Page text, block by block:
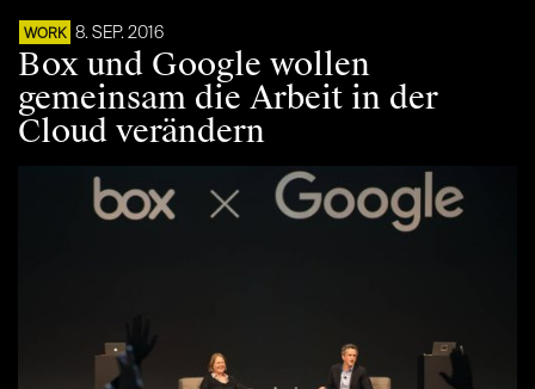
WORK 8. SEP. 2016
Box und Google wollen
gemeinsam die Arbeit in der
Cloud verändern